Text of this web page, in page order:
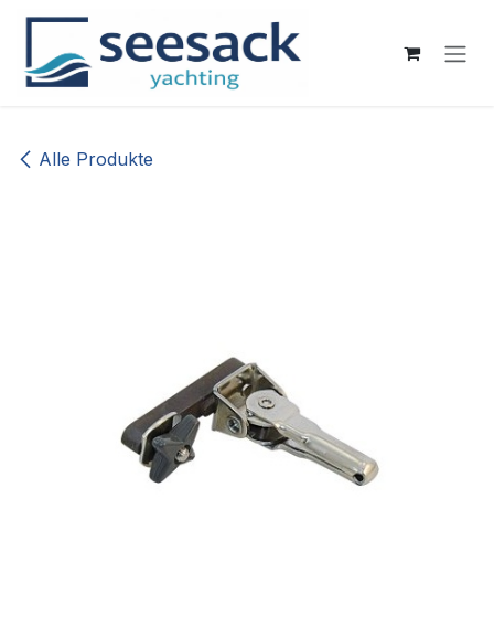
Zum Inhalt springen
Alle Produkte